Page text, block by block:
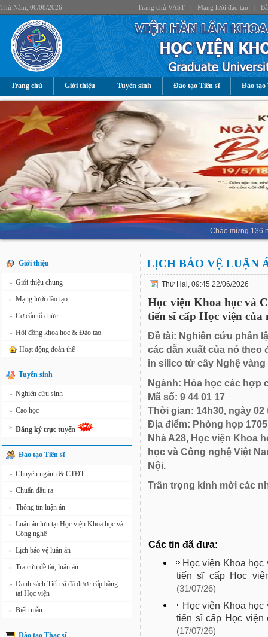
Thứ Năm, 06/08/2026 Trang chủ VAST Mạng lưới đào tạo
Trang chủ Giới thiệu Tuyển sinh Đào tạo Tiến sĩ Đào tạo
Chào mừng 136
Giới thiệu
» Giới thiệu chung
» Mạng lưới đào tạo
» Cơ cấu tổ chức
» Hội đồng khoa học & Đào tạo
Hoạt động đoàn thể
Tuyển sinh
» Nghiên cứu sinh
» Cao học
» Đăng ký trực tuyến
Đào tạo Tiến sĩ
» Chuyên ngành & CTĐT
» Chuẩn đầu ra
» Thông tin luận án
» Luận án lưu tại Học viện Khoa học và
Công nghệ
» Lịch bảo vệ luận án
» Tra cứu đề tài, luận án
» Danh sách Tiến sĩ đã được cấp bằng
tại Học viện
» Biểu mẫu
Đào tạo Thạc sĩ
LỊCH BẢO VỆ LUẬN
Thứ Hai, 09:45 22/06/2026
Học viện Khoa học và
tiến sĩ cấp Học viện
Đề tài: Nghiên cứu phân
các dẫn xuất của nó
in silico từ cây Nghệ
Ngành: Hóa học các hợp
Mã số: 9 44 01 17
Thời gian: 14h30, ngày
Địa điểm: Phòng họp
Nhà A28, Học viện Khoa
học và Công nghệ Việt
Nội.
Trân trọng kính mời các
Các tin đã đưa:
Học viện Khoa học
tiến sĩ cấp Học
(31/07/26)
Học viện Khoa học
tiến sĩ cấp Học viện
(17/07/26)